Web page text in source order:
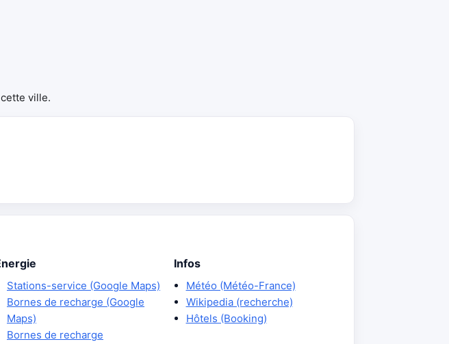
ville.
Stations-service (Google Maps)
Bornes de recharge (Google
Maps)
Bornes de recharge
Infos
Météo (Météo-France)
Wikipedia (recherche)
Hôtels (Booking)